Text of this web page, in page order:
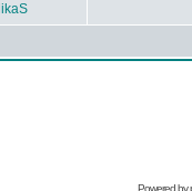
Powered by